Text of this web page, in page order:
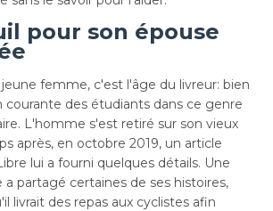
pour son épouse
jeune femme, c'est l'âge du livreur: bien
courante des étudiants dans ce genre
L'homme s'est retiré sur son vieux
après, en octobre 2019, un article
lui a fourni quelques détails. Une
a partagé certaines de ses histoires,
livrait des repas aux cyclistes afin